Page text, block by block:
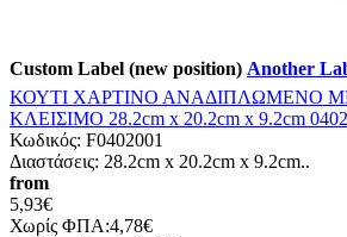
Custom Label (new position) Another
ΚΟΥΤΙ ΧΑΡΤΙΝΟ ΑΝΑΔΙΠΛΩΜΕΝΟ
ΚΛΕΙΣΙΜΟ 28.2cm x 20.2cm x 9.2cm
Κωδικός: F0402001
Διαστάσεις: 28.2cm x 20.2cm x 9.2cm..
from
5,93€
Χωρίς ΦΠΑ:4,78€